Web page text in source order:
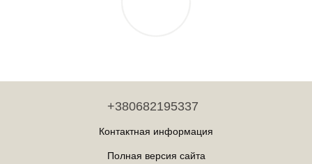
+380682195337
Контактная информация
Полная версия сайта